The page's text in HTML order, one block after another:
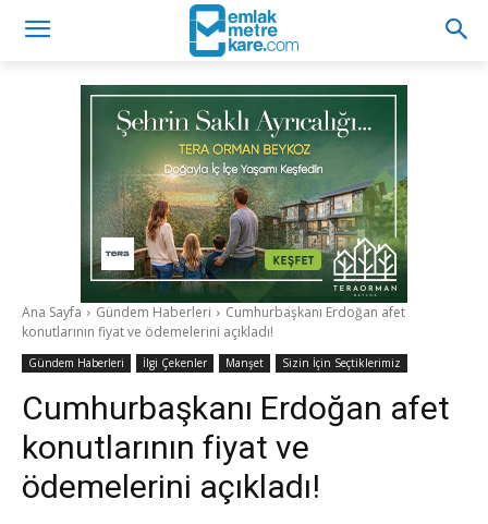
Ana Sayfa Gündem Haberleri
Cumhurbaşkanı Erdoğan afet
konutlarının fiyat ve ödemelerini açıkladı!
Gündem Haberleri İlgi Çekenler Manşet Sizin İçin Seçtiklerimiz
Cumhurbaşkanı Erdoğan afet
konutlarının fiyat ve
ödemelerini açıkladı!